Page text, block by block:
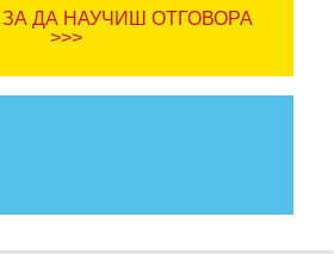
ЗА ДА НАУЧИШ ОТГОВОРА
>>>